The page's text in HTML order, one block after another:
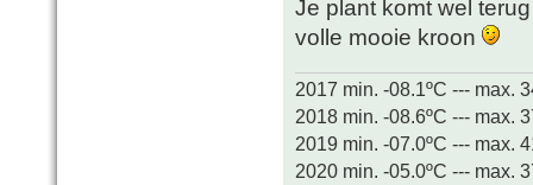
Je plant komt wel
volle mooie kroon
2017 min. -08.1ºC --- max.
2018 min. -08.6ºC --- max.
2019 min. -07.0ºC --- max.
2020 min. -05.0ºC --- max.